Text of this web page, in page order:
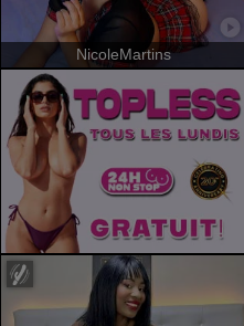
NicoleMartins